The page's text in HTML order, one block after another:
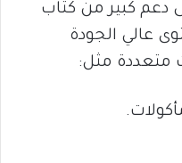
دعم كبير من كتّاب
عالي الجودة
متعددة مثل: